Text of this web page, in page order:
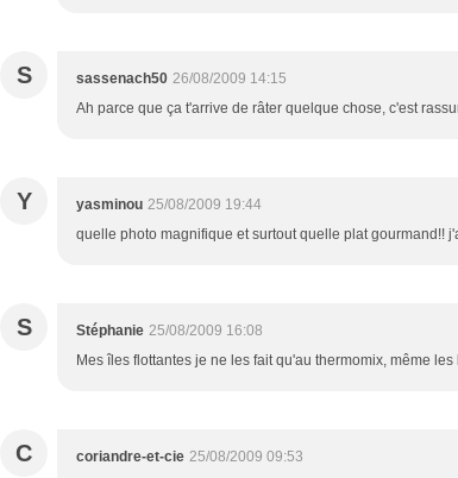
S sassenach50 26/08/2009 14:15
Ah parce que ça t'arrive de râter quelque chose, c'est
Y yasminou 25/08/2009 19:44
quelle photo magnifique et surtout quelle plat gourmand!!
S Stéphanie 25/08/2009 16:08
Mes îles flottantes je ne les fait qu'au thermomix, même
C coriandre-et-cie 25/08/2009 09:53